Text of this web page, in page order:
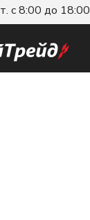
с 8:00 до 18:00